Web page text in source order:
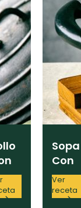
Sopa
Con
Cebolla
Ver
receta